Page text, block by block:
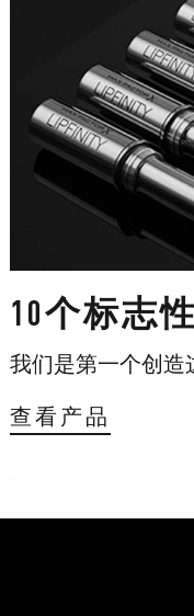
10个标志
我们是第一个创造
查看产品